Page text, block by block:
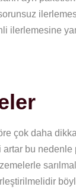
ilerlemesine
çok daha
artar bu